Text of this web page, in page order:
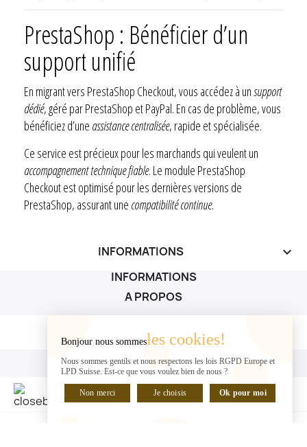
PrestaShop : Bénéficier d’un
support unifié
En migrant vers PrestaShop Checkout, vous accédez à unsupport
dédié, géré par PrestaShop et PayPal. En cas de problème, vous
bénéficiez d’une assistance centralisée, rapide et spécialisée.
Ce service est précieux pour les marchands qui veulent un
accompagnement technique fiable. Le module PrestaShop
Checkout est optimisé pour les dernières versions de
PrestaShop, assurant une compatibilité continue.
INFORMATIONS keyboard_arrow_down
INFORMATIONS
A PROPOS
A PROPOS
VOTRE COMPTE
VOTRE COMPTE
Bonjour nous sommesles cookies!
Nous sommes gentils et nous respectons les lois RGPD Europe et
LPD Suisse. Est-ce que vous voulez bien de nous ?
Non merci Je choisis Ok pour moi
DISCUTER EN LIGNE